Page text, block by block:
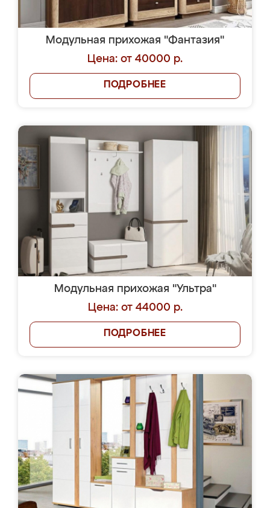
Модульная прихожая "Фантазия"
Цена: от 40000 р.
ПОДРОБНЕЕ
Модульная прихожая "Ультра"
Цена: от 44000 р.
ПОДРОБНЕЕ